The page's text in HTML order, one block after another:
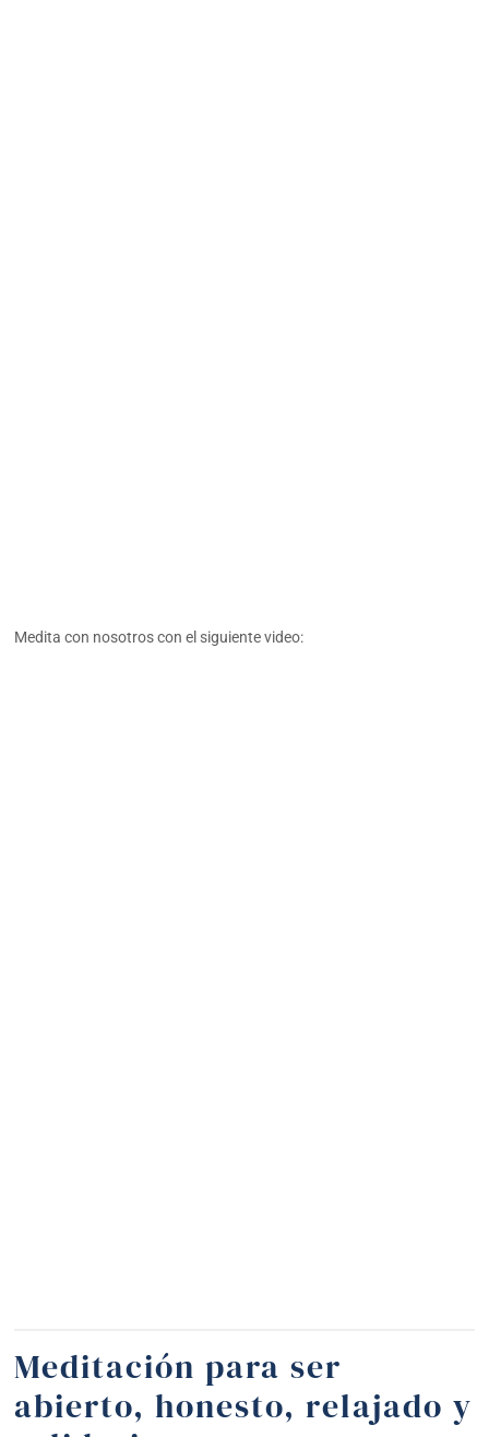
Medita con nosotros con el siguiente video:
Meditación para ser
abierto, honesto, relajado y